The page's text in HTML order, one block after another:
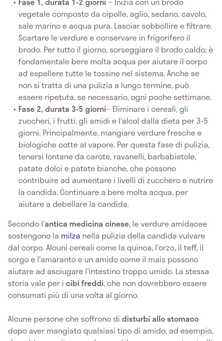
vegetale composto da cipolle, aglio, sedano, cavolo,
sale marino e acqua pura. Lasciar sobbollire e filtrare.
Scartare le verdure e conservare in frigorifero il
brodo. Per tutto il giorno, sorseggiare il brodo caldo; è
fondamentale bere molta acqua per aiutare il corpo
ad espellere tutte le tossine nel sistema. Anche se
non si tratta di una pulizia a lungo termine, può
essere ripetuta, se necessario, ogni poche settimane.
Fase 2, durata 3-5 giorni− Eliminare i cereali, gli
zuccheri, i frutti, gli amidi e l'alcol dalla dieta per 3-5
giorni. Principalmente, mangiare verdure fresche e
biologiche cotte al vapore. Per questa fase di pulizia,
tenersi lontane da carote, ravanelli, barbabietole,
patate dolci e patate bianche, che possono
contribuire ad aumentare i livelli di zucchero e nutrire
la candida. Continuare a bere molta acqua, per
aiutare a debellare la candida.
Secondo l'antica medicina cinese, le verdure amidacee
sostengono la milza nella pulizia della candida vulvare
dal corpo. Alcuni cereali come la quinoa, l'orzo, il teff, il
sorgo e l'amaranto e un amido come il mais possono
aiutare ad asciugare l'intestino troppo umido. La stessa
storia vale per i cibi freddi, che non dovrebbero essere
consumati più di una volta al giorno.
Alcune persone che soffrono di disturbi allo stomaco
dopo aver mangiato qualsiasi tipo di amido, ad esempio,